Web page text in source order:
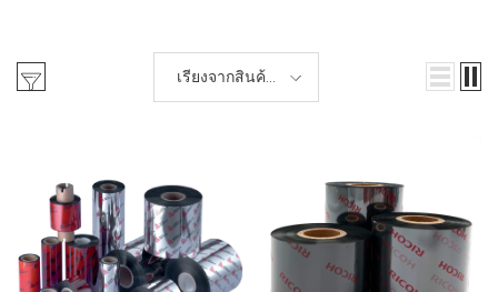
เรียงจากสินค้า
ใหม่-เก่า